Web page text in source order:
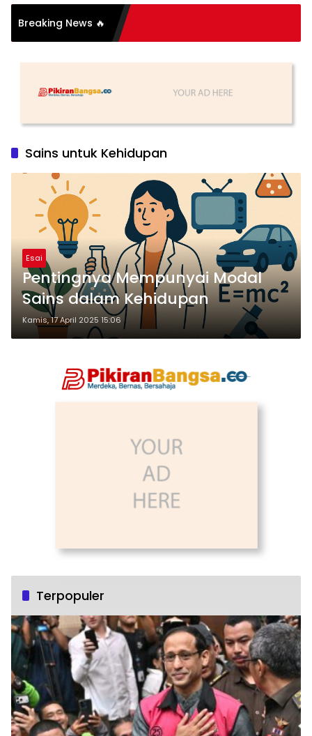
Breaking News 🔥
Organisasi: Antara
Substansi
Sains untuk Kehidupan
Esai
Pentingnya Mempunyai Modal
Sains dalam Kehidupan
Kamis, 17 April 2025 15:06
Terpopuler